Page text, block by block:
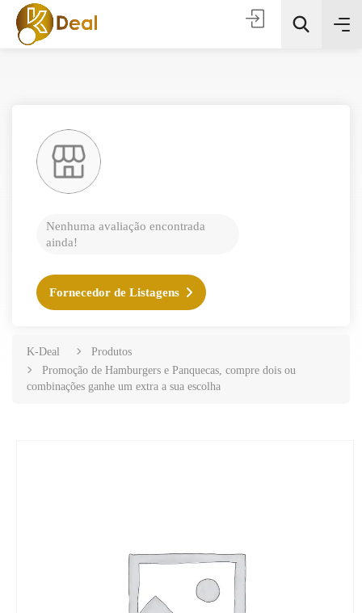
Nenhuma avaliação encontrada
ainda!
Fornecedor de Listagens
K-Deal
Produtos
Promoção de Hamburgers e Panquecas, compre dois ou
combinações ganhe um extra a sua escolha